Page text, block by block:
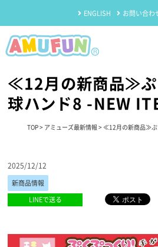
ENGLISH お問い合わ
≪12月の新商品≫ぷ
球ハンド8 -NEW
TOP> アミューズ最新情報> ≪12月の新商品≫ぷ
2025/12/12
新商品情報
LINEで送る